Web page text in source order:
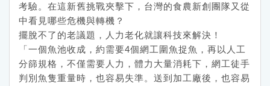
考驗。在這新舊挑戰夾擊下，台灣的食農新創團隊又從
中看見哪些危機與轉機？
擺脫不了的老議題，人力老化就讓科技來解決！
「一個魚池收成，約需要4個網工圍魚捉魚，再以人工
分篩規格，不僅需要人力，體力大量消耗下，網工徒手
判別魚隻重量時，也容易失準。送到加工廠後，也容易